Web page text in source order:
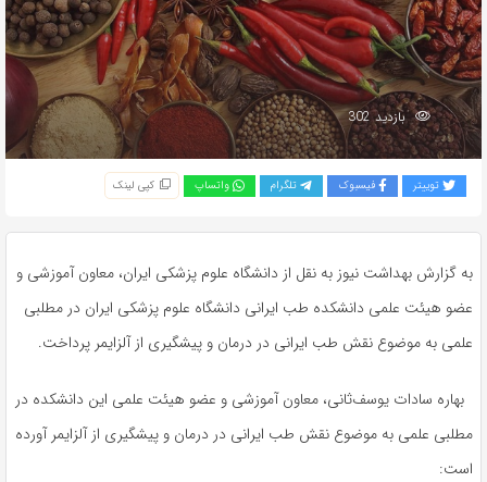
بازدید 302
توییتر فیسبوک تلگرام واتساپ کپی لینک
به گزارش بهداشت نیوز به نقل از دانشگاه علوم پزشکی ایران، معاون آموزشی و
عضو هیئت علمی دانشکده طب ایرانی دانشگاه علوم پزشکی ایران در مطلبی
علمی به موضوع نقش طب ایرانی در درمان و پیشگیری از آلزایمر پرداخت.
بهاره سادات یوسف‌ثانی، معاون آموزشی و عضو هیئت علمی این دانشکده در
مطلبی علمی به موضوع نقش طب ایرانی در درمان و پیشگیری از آلزایمر آورده
است: